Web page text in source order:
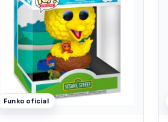
Funko oficial